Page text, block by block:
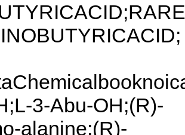
3-Abu-OH;(R)-
alanine;(R)-